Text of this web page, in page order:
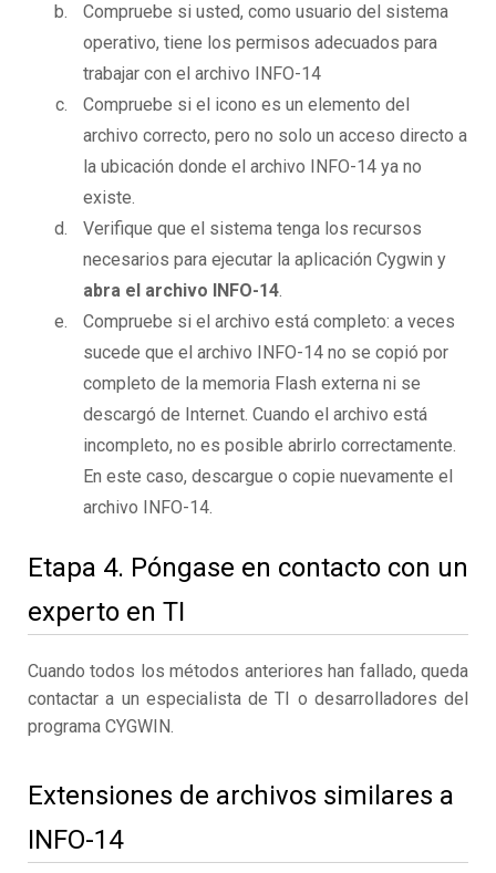
Compruebe si usted, como usuario del sistema
operativo, tiene los permisos adecuados para
trabajar con el archivo INFO-14
Compruebe si el icono es un elemento del
archivo correcto, pero no solo un acceso directo a
la ubicación donde el archivo INFO-14 ya no
existe.
Verifique que el sistema tenga los recursos
necesarios para ejecutar la aplicación Cygwin y
abra el archivo INFO-14.
Compruebe si el archivo está completo: a veces
sucede que el archivo INFO-14 no se copió por
completo de la memoria Flash externa ni se
descargó de Internet. Cuando el archivo está
incompleto, no es posible abrirlo correctamente.
En este caso, descargue o copie nuevamente el
archivo INFO-14.
Etapa 4. Póngase en contacto con un
experto en TI
Cuando todos los métodos anteriores han fallado, queda
contactar a un especialista de TI o desarrolladores del
programa CYGWIN.
Extensiones de archivos similares a
INFO-14